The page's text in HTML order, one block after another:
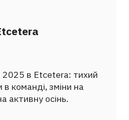
2025 в Etcetera: тихий
в команді, зміни на
активну осінь.